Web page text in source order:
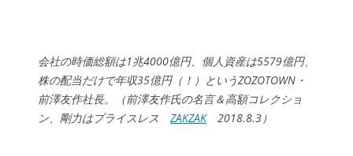
会社の時価総額は1兆4000億円、個人資産は5579億円、
株の配当だけで年収35億円（！）というZOZOTOWN・
前澤友作社長。（前澤友作氏の名言＆高額コレクショ
ン、剛力はプライスレス ZAKZAK2018.8.3）